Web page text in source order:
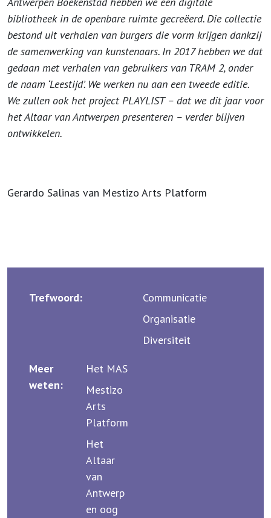
bibliotheek in de openbare ruimte gecreëerd. Die collectie
bestond uit verhalen van burgers die vorm krijgen dankzij
de samenwerking van kunstenaars. In 2017 hebben we dat
gedaan met verhalen van gebruikers van TRAM 2, onder
de naam ‘Leestijd’. We werken nu aan een tweede editie.
We zullen ook het project PLAYLIST – dat we dit jaar voor
het Altaar van Antwerpen presenteren – verder blijven
ontwikkelen.
Gerardo Salinas van Mestizo Arts Platform
Trefwoord:
Communicatie
Organisatie
Diversiteit
Meer
weten:
Het MAS
Mestizo
Arts
Platform
Het
Altaar
van
Antwerp
en oog